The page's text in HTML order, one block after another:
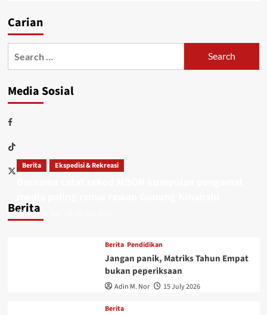
Carian
Media Sosial
Berita
Berita Ekspedisi & Rekreasi
Adin M. Nor
Berita Pendidikan
Jangan panik, Matriks Tahun Empat
bukan peperiksaan
Adin M. Nor 15 July 2026
Berita